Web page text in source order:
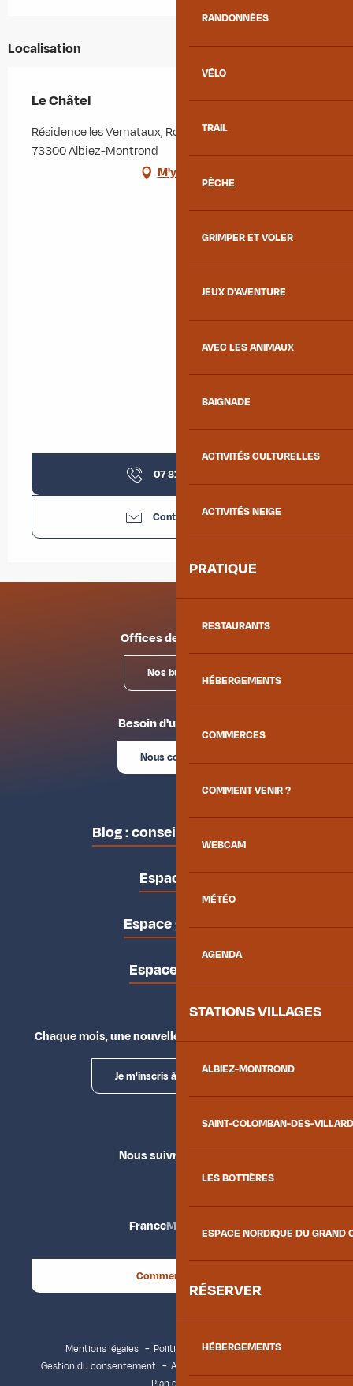
RANDONNÉES
VÉLO
TRAIL
PÊCHE
GRIMPER ET VOLER
JEUX D'AVENTURE
AVEC LES ANIMAUX
BAIGNADE
ACTIVITÉS CULTURELLES
ACTIVITÉS NEIGE
PRATIQUE
RESTAURANTS
HÉBERGEMENTS
COMMERCES
COMMENT VENIR ?
WEBCAM
MÉTÉO
AGENDA
STATIONS VILLAGES
ALBIEZ-MONTROND
SAINT-COLOMBAN-DES-
LES BOTTIÈRES
ESPACE NORDIQUE DU GRAND
RÉSERVER
HÉBERGEMENTS
Localisation
Le Châtel
Résidence les Vernataux, Route des Arves, Le Mollard,
73300 Albiez-Montrond
M'y rendre
07 81 07 07
Contactez-nous
Offices de tourisme
Nos bureaux
Besoin d'un conseil ?
Nous contacter
Blog : conseils des locaux
Espace pro
Espace groupes
Espace presse
Chaque mois, une nouvelle façon d'explorer la vallée.
Je m'inscris à la newsletter
Nous suivre
FranceMaurienne
Comment venir ?
Mentions légales
Politique de confidentialité
Gestion du consentement
Accessibilité : non conforme